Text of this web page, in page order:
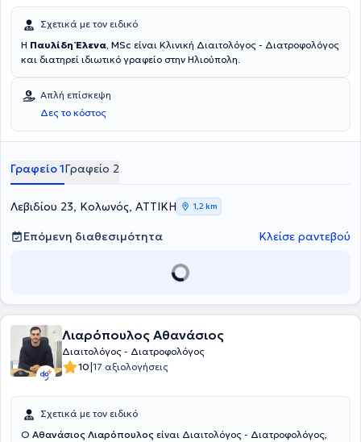
Σχετικά με τον ειδικό
H Παυλίδη Έλενα, MSc είναι Kλινική Διαιτολόγος - Διατροφολόγος
και διατηρεί ιδιωτικό γραφείο στην Ηλιούπολη.
Απλή επίσκεψη
Δες το κόστος
Γραφείο 1Γραφείο 2
Λεβιδίου 23, Κολωνός, ΑΤΤΙΚΗ 1,2 km
Επόμενη διαθεσιμότητα Κλείσε ραντεβού
Λιαρόπουλος Αθανάσιος
Διαιτολόγος - Διατροφολόγος
10|17 αξιολογήσεις
Σχετικά με τον ειδικό
Ο Αθανάσιος Λιαρόπουλος είναι Διαιτολόγος - Διατροφολόγος,